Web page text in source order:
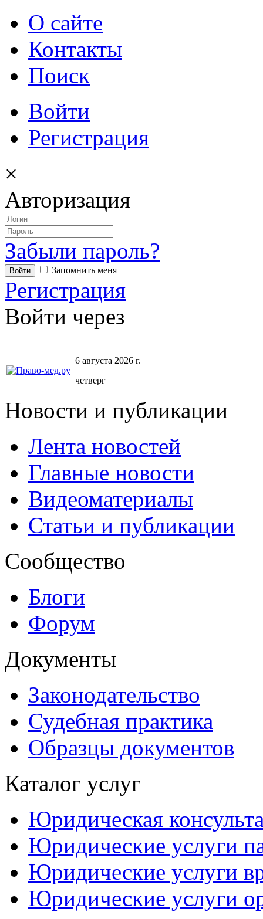
О сайте
Контакты
Поиск
Войти
Регистрация
×
Авторизация
Забыли пароль?
Запомнить меня
Регистрация
Войти через
6 августа 2026 г.
четверг
Новости и публикации
Лента новостей
Главные новости
Видеоматериалы
Статьи и публикации
Сообщество
Блоги
Форум
Документы
Законодательство
Судебная практика
Образцы документов
Каталог услуг
Юридическая
Юридические услуги
Юридические услуги
Юридические услуги